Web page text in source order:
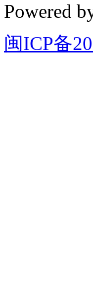
Powered
闽ICP备